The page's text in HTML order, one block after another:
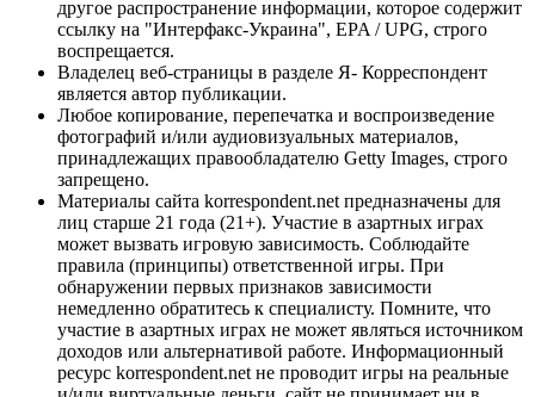
другое распространение информации, которое содержит
ссылку на "Интерфакс-Украина", EPA / UPG, строго
воспрещается.
Владелец веб-страницы в разделе Я- Корреспондент
является автор публикации.
Любое копирование, перепечатка и воспроизведение
фотографий и/или аудиовизуальных материалов,
принадлежащих правообладателю Getty Images, строго
запрещено.
Материалы сайта korrespondent.net предназначены для
лиц старше 21 года (21+). Участие в азартных играх
может вызвать игровую зависимость. Соблюдайте
правила (принципы) ответственной игры. При
обнаружении первых признаков зависимости
немедленно обратитесь к специалисту. Помните, что
участие в азартных играх не может являться источником
доходов или альтернативой работе. Информационный
ресурс korrespondent.net не проводит игры на реальные